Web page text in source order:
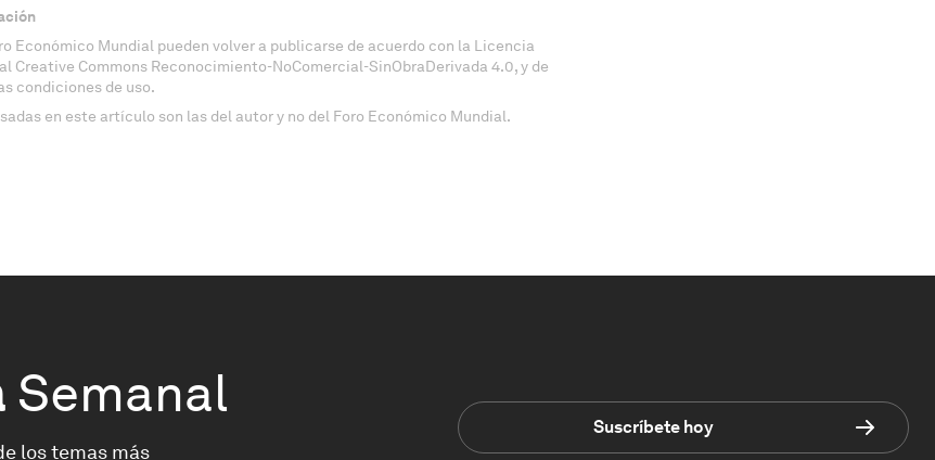
Económico Mundial pueden volver a publicarse de acuerdo con la Licencia
Creative Commons Reconocimiento-NoComercial-SinObraDerivada 4.0, y de
condiciones de uso.
en este artículo son las del autor y no del Foro Económico Mundial.
Semanal
los temas más
Suscríbete hoy